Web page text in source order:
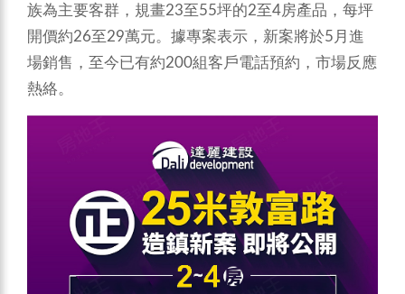
族為主要客群，規畫23至55坪的2至4房產品，每坪
開價約26至29萬元。據專案表示，新案將於5月進
場銷售，至今已有約200組客戶電話預約，市場反應
熱絡。